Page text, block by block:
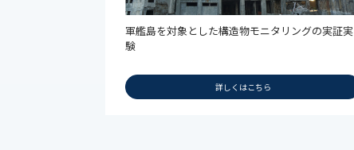
軍艦島を対象とした構造物モニタリングの実証実
験
詳しくはこちら